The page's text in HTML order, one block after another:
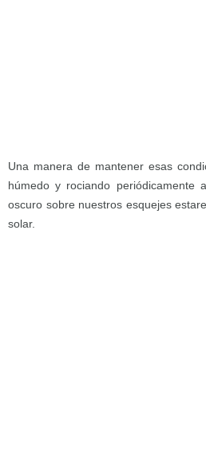
Una manera de mantener esas
húmedo y rociando periódicamente
oscuro sobre nuestros esquejes
solar.